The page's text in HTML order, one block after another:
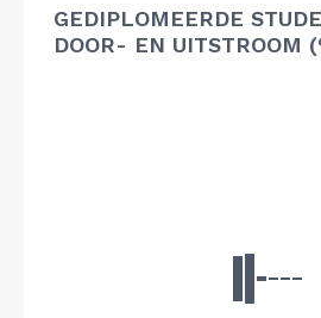
GEDIPLOMEERDE
DOOR- EN UITSTROOM